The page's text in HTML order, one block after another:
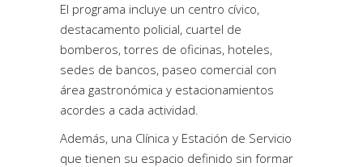
El programa incluye un centro cívico,
destacamento policial, cuartel de
bomberos, torres de oficinas, hoteles,
sedes de bancos, paseo comercial con
área gastronómica y estacionamientos
acordes a cada actividad.
Además, una Clínica y Estación de Servicio
que tienen su espacio definido sin formar